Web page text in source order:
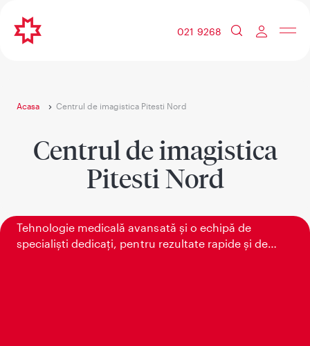
021 9268
Acasa Centrul de imagistica Pitesti Nord
Centrul de imagistica
Pitesti Nord
Tehnologie medicală avansată și o echipă de
specialiști dedicați, pentru rezultate rapide și de